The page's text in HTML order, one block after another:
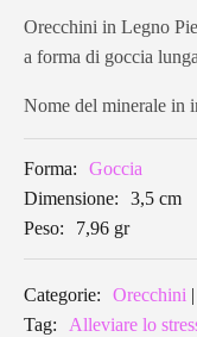
forma
goccia
PWE01
quantità
Orecchini in Legno
a forma di goccia
Nome del minerale in
Forma:
Goccia
Dimensione:
3,5 cm
Peso:
7,96 gr
Categorie: Orecchini |
Tag:
Alleviare lo